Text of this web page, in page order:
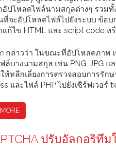
อัปโหลดไฟล์นามสกุลต่างๆ รวมทั้
ที่จะอัปโหลดไฟล์ไปยังระบบ ข้อ
แก้ไข HTML และ script code ห
กล่าวว่า ในขณะที่อัปโหลดภาพ
ฟล์บางนามสกุล เช่น PNG, JPG
ห้หลีกเลี่ยงการตรวจสอบการรัก
และไฟล์ PHP ไปยังเซิร์ฟเวอร์
ปรับอัลกอริทึ